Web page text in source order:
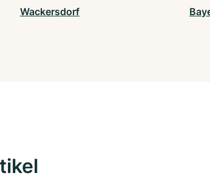
Wackersdorf